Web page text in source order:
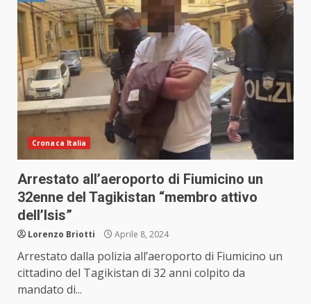
Cronaca Italia
Arrestato all’aeroporto di Fiumicino un
32enne del Tagikistan “membro attivo
dell’Isis”
Lorenzo Briotti Aprile 8, 2024
Arrestato dalla polizia all’aeroporto di Fiumicino un
cittadino del Tagikistan di 32 anni colpito da
mandato di...